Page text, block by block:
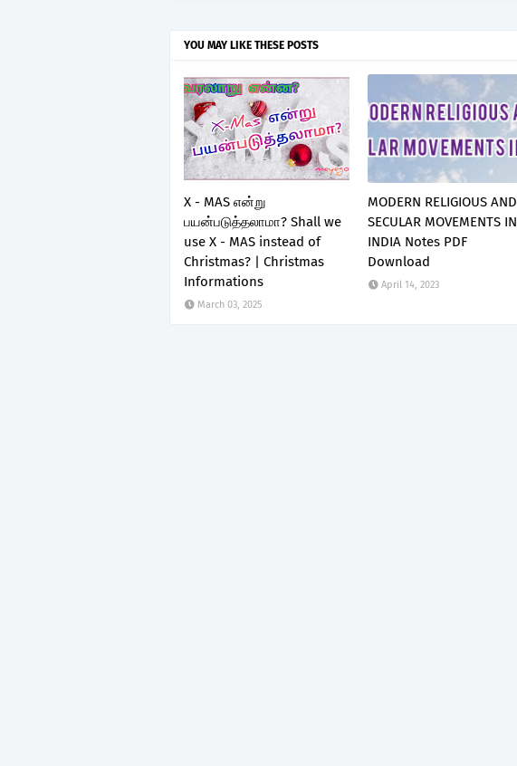
YOU MAY LIKE THESE POSTS
X - MAS என்று
பயன்படுத்தலாமா? Shall we
use X - MAS instead of
Christmas? | Christmas
Informations
March 03, 2025
MODERN RELIGIOUS AND
SECULAR MOVEMENTS IN
INDIA Notes PDF
Download
April 14, 2023